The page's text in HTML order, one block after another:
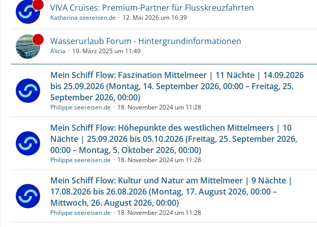
VIVA Cruises: Premium-Partner für Flusskreuzfahrten
Katharina seereisen.de 12. Mai 2026 um 16:39
Wasserurlaub Forum - Hintergrundinformationen
Alicia 19. März 2025 um 11:49
Mein Schiff Flow: Faszination Mittelmeer | 11 Nächte | 14.09.2026
bis 25.09.2026 (Montag, 14. September 2026, 00:00 – Freitag, 25.
September 2026, 00:00)
Philippe seereisen.de 18. November 2024 um 11:28
Mein Schiff Flow: Höhepunkte des westlichen Mittelmeers | 10
Nächte | 25.09.2026 bis 05.10.2026 (Freitag, 25. September 2026,
00:00 – Montag, 5. Oktober 2026, 00:00)
Philippe seereisen.de 18. November 2024 um 11:28
Mein Schiff Flow: Kultur und Natur am Mittelmeer | 9 Nächte |
17.08.2026 bis 26.08.2026 (Montag, 17. August 2026, 00:00 –
Mittwoch, 26. August 2026, 00:00)
Philippe seereisen.de 18. November 2024 um 11:28